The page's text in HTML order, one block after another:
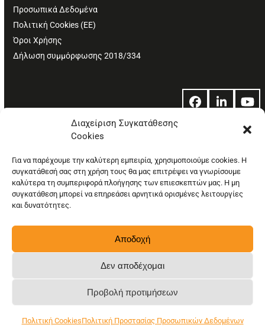
Διαχείριση Συγκατάθεσης
Cookies
Για να παρέχουμε την καλύτερη εμπειρία, χρησιμοποιούμε cookies. Η
συγκατάθεσή σας στη χρήση τους θα μας επιτρέψει να γνωρίσουμε
καλύτερα τη συμπεριφορά πλοήγησης των επιεσκεπτών μας. Η μη
συγκατάθεση μπορεί να επηρεάσει αρνητικά ορισμένες λειτουργίες
και δυνατότητες.
Αποδοχή
Δεν αποδέχομαι
Προβολή προτιμήσεων
Πολιτική CookiesΠολιτική Προστασίας Προσωπικών Δεδομένων
Προσωπικά Δεδομένα
Πολιτική Cookies (ΕΕ)
Όροι Χρήσης
Δήλωση συμμόρφωσης 2018/334
Facebook
LinkedIn
© Copyright: Ethos Media S.A.